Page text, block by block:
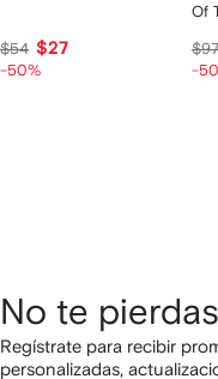
$54 $27
-50%
Of
$97
-
No te
Regístrate para recibir
personalizadas,